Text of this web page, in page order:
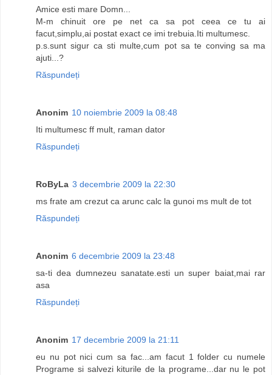
Amice esti mare Domn...
M-m chinuit ore pe net ca sa pot ceea ce tu ai
facut,simplu,ai postat exact ce imi trebuia.Iti multumesc.
p.s.sunt sigur ca sti multe,cum pot sa te conving sa ma
ajuti...?
Răspundeți
Anonim 10 noiembrie 2009 la 08:48
Iti multumesc ff mult, raman dator
Răspundeți
RoByLa 3 decembrie 2009 la 22:30
ms frate am crezut ca arunc calc la gunoi ms mult de tot
Răspundeți
Anonim 6 decembrie 2009 la 23:48
sa-ti dea dumnezeu sanatate.esti un super baiat,mai rar
asa
Răspundeți
Anonim 17 decembrie 2009 la 21:11
eu nu pot nici cum sa fac...am facut 1 folder cu numele
Programe si salvezi kiturile de la programe...dar nu le pot